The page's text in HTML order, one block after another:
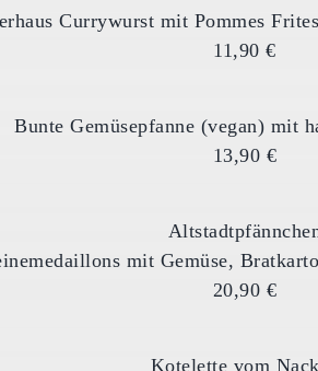
Currywurst mit Pommes
11,90 €
Bunte Gemüsepfanne (vegan) mit
13,90 €
mit Gemüse,
20,90 €
Kotelette vom